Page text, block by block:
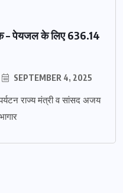
– पेयजल के लिए 636.14
SEPTEMBER 4, 2025
पर्यटन राज्य मंत्री व सांसद अजय